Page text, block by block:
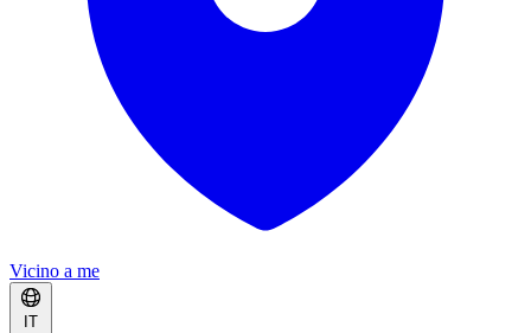
Vicino a me
IT